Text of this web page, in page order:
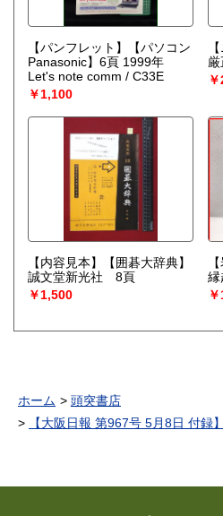
【パンフレット】【パソコン
Panasonic】6頁 1999年
Let's note comm / C33E
￥1,100
【内容見本】【囲碁大辞典】
誠文堂新光社 8頁
￥1,500
縁
ホーム
頭突書店
【大阪日報 第967号 5月8日 付録